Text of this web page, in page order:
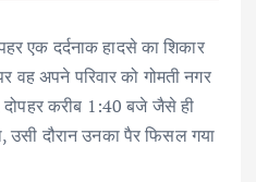
एक दर्दनाक हादसे का शिकार
अपने परिवार को गोमती नगर
करीब 1:40 बजे जैसे ही
उसी दौरान उनका पैर फिसल गया